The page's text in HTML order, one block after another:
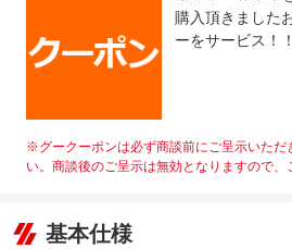
購入頂きました
ーをサービス！！
※グークーポンは必ず商談前にご呈示いただ
い。商談後のご呈示は無効となりますので、
基本仕様